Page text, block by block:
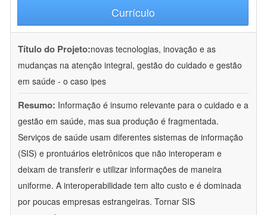
Currículo
Título do Projeto:novas tecnologias, inovação e as
mudanças na atenção integral, gestão do cuidado e gestão
em saúde - o caso ipes
Resumo: Informação é insumo relevante para o cuidado e a
gestão em saúde, mas sua produção é fragmentada.
Serviços de saúde usam diferentes sistemas de informação
(SIS) e prontuários eletrônicos que não interoperam e
deixam de transferir e utilizar informações de maneira
uniforme. A interoperabilidade tem alto custo e é dominada
por poucas empresas estrangeiras. Tornar SIS